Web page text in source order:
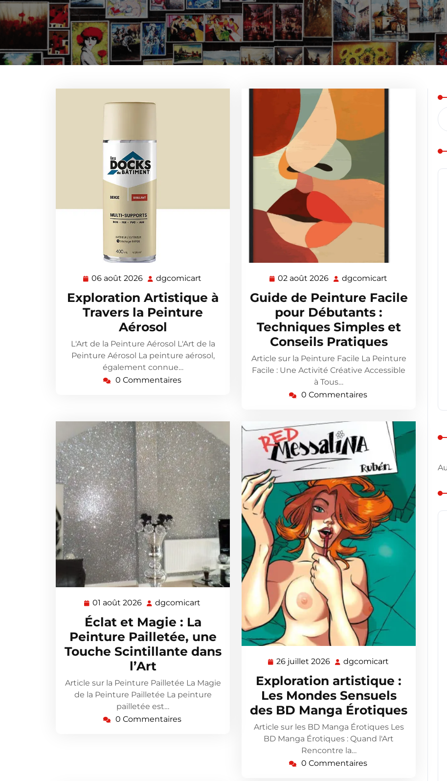
06 août 2026 06
2026
dgcomicart
Exploration Artistique à
Travers la Peinture
Aérosol
L'Art de la Peinture Aérosol L'Art de la
Peinture Aérosol La peinture aérosol,
également connue…
0 Commentaires
02 août 2026 02
août
2026
dgcomicart
Guide de Peinture Facile
pour Débutants :
Techniques Simples et
Conseils Pratiques
Article sur la Peinture Facile La Peinture
Facile : Une Activité Créative Accessible
à Tous…
0 Commentaires
01 août 2026 01
2026
dgcomicart
Éclat et Magie : La
Peinture Pailletée, une
Touche Scintillante dans
l’Art
Article sur la Peinture Pailletée La Magie
de la Peinture Pailletée La peinture
pailletée est…
0 Commentaires
26 juillet 2026 26
juillet
2026
dgcomicart
Exploration artistique :
Les Mondes Sensuels
des BD Manga Érotiques
Article sur les BD Manga Érotiques Les
BD Manga Érotiques : Quand l'Art
Rencontre la…
0 Commentaires